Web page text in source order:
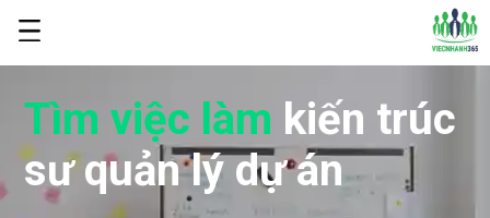
Tìm việc làm kiến trúc
sư quản lý dự án